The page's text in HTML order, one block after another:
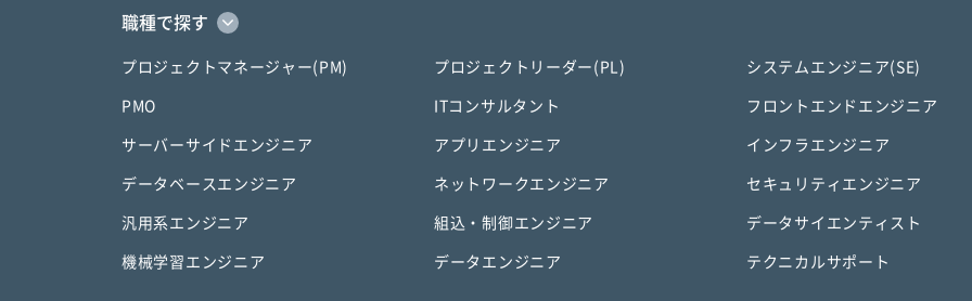
職種で探す
プロジェクトマネージャー(PM) プロジェクトリーダー(PL) システムエンジニア(SE)
PMO ITコンサルタント フロントエンドエンジニア
サーバーサイドエンジニア アプリエンジニア インフラエンジニア
データベースエンジニア ネットワークエンジニア セキュリティエンジニア
汎用系エンジニア 組込・制御エンジニア データサイエンティスト
機械学習エンジニア データエンジニア テクニカルサポート